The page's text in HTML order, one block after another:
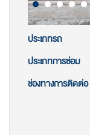
ประเภทรถ
ประเภทการซ่อม
ช่องทางการติดต่อ